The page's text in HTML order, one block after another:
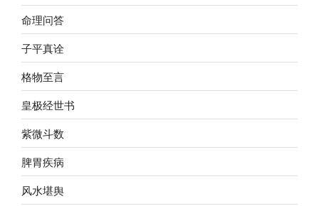
命理问答
子平真诠
格物至言
皇极经世书
紫微斗数
脾胃疾病
风水堪舆